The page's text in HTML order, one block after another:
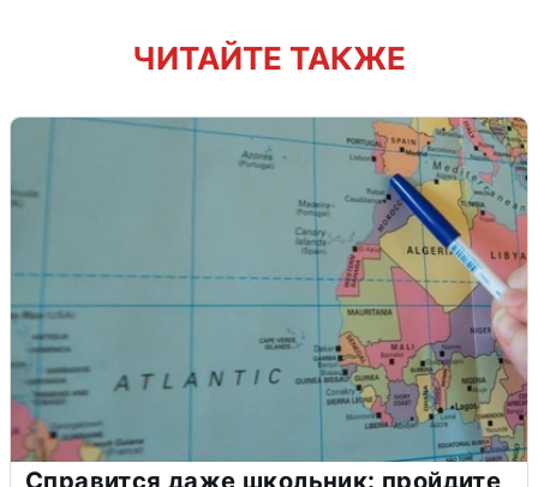
ЧИТАЙТЕ ТАКЖЕ
Справится даже школьник: пройдите